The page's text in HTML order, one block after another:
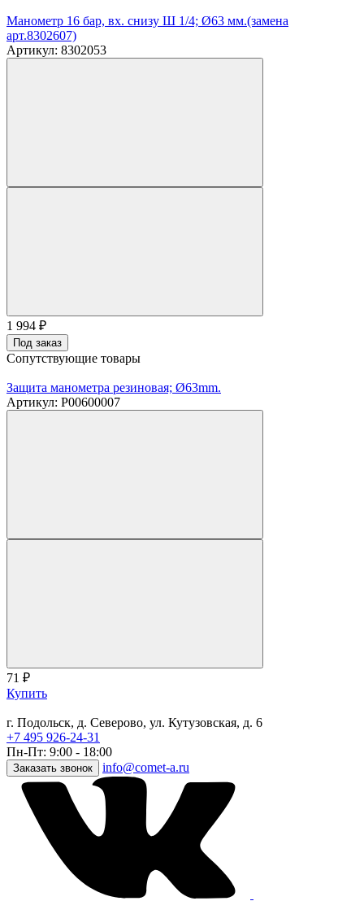
Манометр 16 бар, вх. снизу Ш 1/4; Ø63 мм.(замена
арт.8302607)
Артикул: 8302053
1 994 ₽
Под заказ
Сопутствующие товары
Защита манометра резиновая; Ø63mm.
Артикул: P00600007
71 ₽
Купить
г. Подольск, д. Северово, ул. Кутузовская, д. 6
+7 495 926-24-31
Пн-Пт: 9:00 - 18:00
Заказать звонок info@comet-a.ru